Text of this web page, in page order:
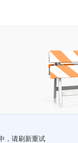
，请刷新重试